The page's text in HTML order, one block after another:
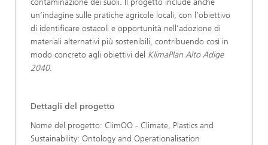
contaminazione dei suoli. Il progetto include anche
un’indagine sulle pratiche agricole locali, con l’obiettivo
di identificare ostacoli e opportunità nell’adozione di
materiali alternativi più sostenibili, contribuendo così in
modo concreto agli obiettivi del KlimaPlan Alto Adige
2040.
Dettagli del progetto
Nome del progetto: ClimOO - Climate, Plastics and
Sustainability: Ontology and Operationalisation